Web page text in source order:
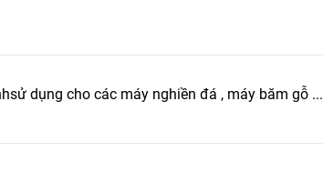
dụng cho các máy nghiền đá , máy băm gỗ ...